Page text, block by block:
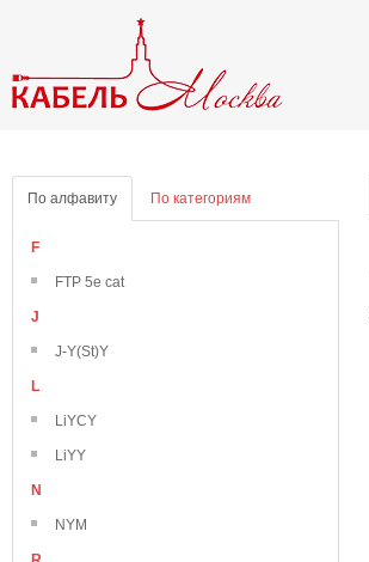
По алфавиту По категориям
F
FTP 5e cat
J
J-Y(St)Y
L
LiYCY
LiYY
N
NYM